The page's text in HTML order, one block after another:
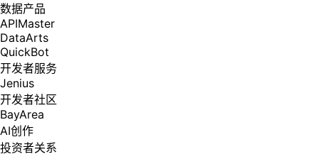
数据产品
APIMaster
DataArts
QuickBot
开发者服务
Jenius
开发者社区
BayArea
AI创作
投资者关系